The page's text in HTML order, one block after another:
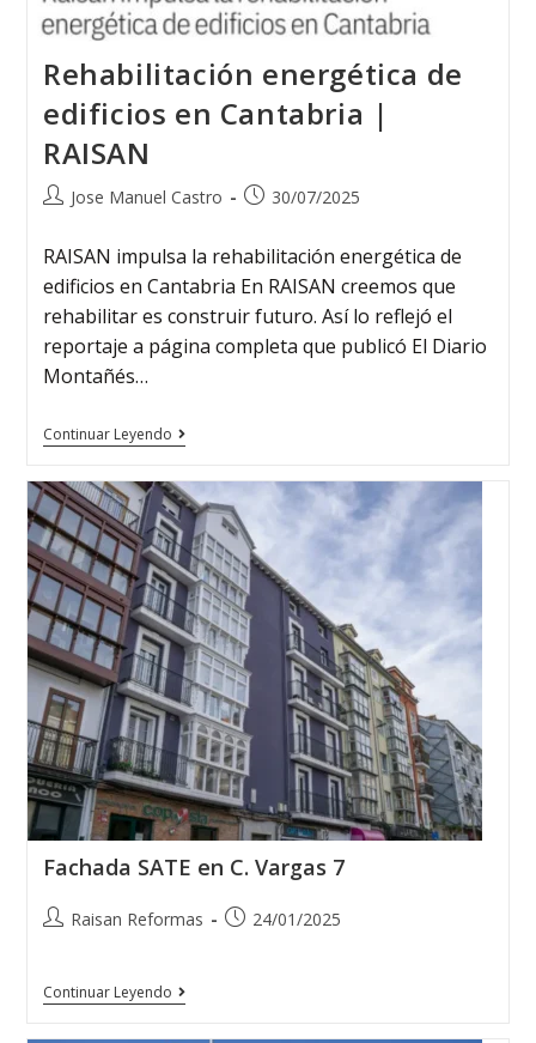
Rehabilitación energética de
edificios en Cantabria |
RAISAN
Jose Manuel Castro 30/07/2025
RAISAN impulsa la rehabilitación energética de
edificios en Cantabria En RAISAN creemos que
rehabilitar es construir futuro. Así lo reflejó el
reportaje a página completa que publicó El Diario
Montañés…
Continuar Leyendo
Fachada SATE en C. Vargas 7
Raisan Reformas 24/01/2025
Continuar Leyendo